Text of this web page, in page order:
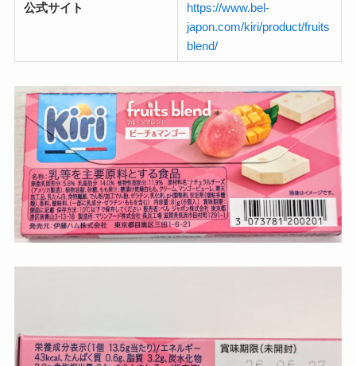
公式サイト
https://www.bel-
japon.com/kiri/product/fruits
blend/